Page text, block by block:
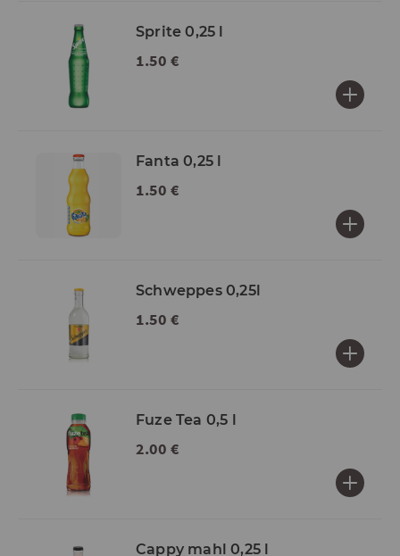
Sprite 0,25 l
1.50 €
Fanta 0,25 l
1.50 €
Schweppes 0,25l
1.50 €
Fuze Tea 0,5 l
2.00 €
Cappy mahl 0,25 l